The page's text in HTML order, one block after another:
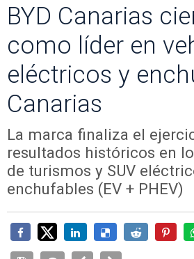
BYD Canarias
como líder en
eléctricos y
Canarias
La marca finaliza el
resultados históricos en
de turismos y SUV
enchufables (EV + PHEV)